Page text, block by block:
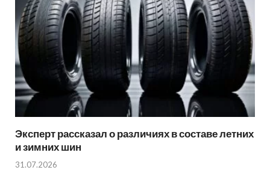
Эксперт рассказал о различиях в составе летних
и зимних шин
31.07.2026